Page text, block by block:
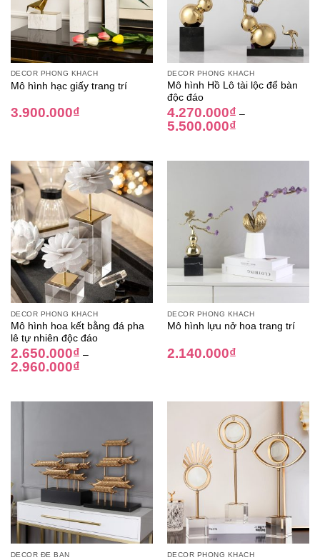
DECOR PHÒNG KHÁCH
Mô hình hạc giấy trang trí
3.900.000₫
DECOR PHÒNG KHÁCH
Mô hình Hồ Lô tài lộc để bàn
độc đáo
4.270.000₫ –
5.500.000₫
DECOR PHÒNG KHÁCH
Mô hình hoa kết bằng đá pha
lê tự nhiên độc đáo
2.650.000₫ –
2.960.000₫
DECOR PHÒNG KHÁCH
Mô hình lựu nở hoa trang trí
2.140.000₫
DECOR ĐỂ BÀN DECOR PHÒNG KHÁCH